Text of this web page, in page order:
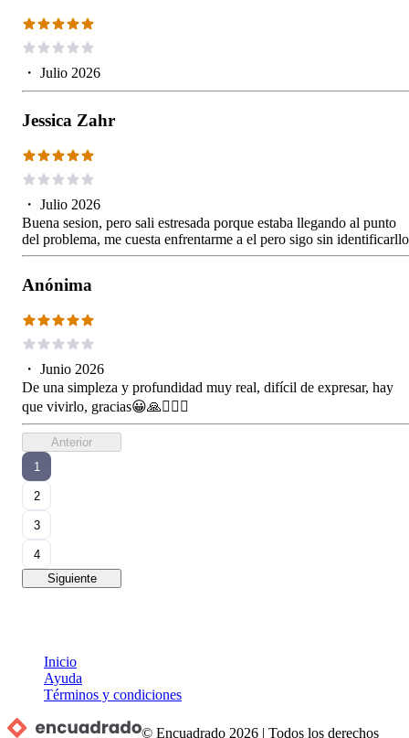
・ Julio 2026
Jessica Zahr
・ Julio 2026
Buena sesion, pero sali estresada porque estaba llegando al punto
del problema, me cuesta enfrentarme a el pero sigo sin identificarllo
Anónima
・ Junio 2026
De una simpleza y profundidad muy real, difícil de expresar, hay
que vivirlo, gracias😀🙏🙋🏼‍♂️
Anterior
1
2
3
4
Siguiente
Inicio
Ayuda
Términos y condiciones
© Encuadrado 2026 |Todos los derechos